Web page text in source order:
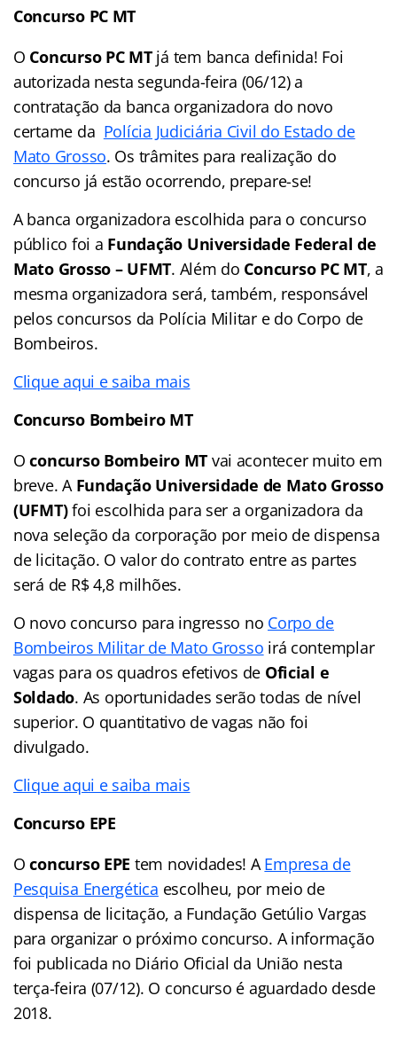
Concurso PC MT
O Concurso PC MTjá tem banca definida! Foi
autorizada nesta segunda-feira (06/12) a
contratação da banca organizadora do novo
certame da Polícia Judiciária Civil do Estado de
Mato Grosso. Os trâmites para realização do
concurso já estão ocorrendo, prepare-se!
A banca organizadora escolhida para o concurso
público foi a Fundação Universidade Federal de
Mato Grosso – UFMT. Além do Concurso PC MT, a
mesma organizadora será, também, responsável
pelos concursos da Polícia Militar e do Corpo de
Bombeiros.
Clique aqui e saiba mais
Concurso Bombeiro MT
Oconcurso Bombeiro MT vai acontecer muito em
breve. A Fundação Universidade de Mato Grosso
(UFMT)foi escolhida para ser a organizadora da
nova seleção da corporação por meio de dispensa
de licitação. O valor do contrato entre as partes
será de R$ 4,8 milhões.
O novo concurso para ingresso no Corpo de
Bombeiros Militar de Mato Grosso irá contemplar
vagas para os quadros efetivos de Oficial e
Soldado. As oportunidades serão todas de nível
superior. O quantitativo de vagas não foi
divulgado.
Clique aqui e saiba mais
Concurso EPE
Oconcurso EPE tem novidades! AEmpresa de
Pesquisa Energética escolheu, por meio de
dispensa de licitação, a Fundação Getúlio Vargas
para organizar o próximo concurso. A informação
foi publicada no Diário Oficial da União nesta
terça-feira (07/12). O concurso é aguardado desde
2018.